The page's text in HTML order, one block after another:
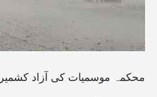
محکمہ موسمیات کی آزاد کشمیر،
اور
لاہور